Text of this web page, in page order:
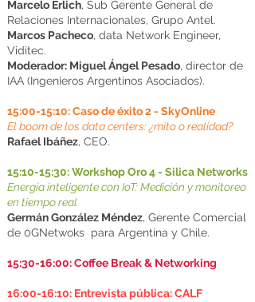
Marcelo Erlich, Sub Gerente General de
Relaciones Internacionales, Grupo Antel.
Marcos Pacheco, data Network Engineer,
Viditec.
Moderador: Miguel Ángel Pesado, director de
IAA (Ingenieros Argentinos Asociados).
15:00-15:10: Caso de éxito 2 - SkyOnline
El boom de los data centers: ¿mito o realidad?
Rafael Ibáñez, CEO.
15:10-15:30: Workshop Oro 4 - Silica Networks
Energía inteligente con IoT: Medición y monitoreo
en tiempo real
Germán González Méndez, Gerente Comercial
de 0GNetwoks para Argentina y Chile.
15:30-16:00: Coffee Break & Networking
16:00-16:10: Entrevista pública: CALF